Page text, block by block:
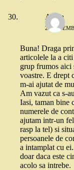
Adela
25
Buna! Draga
articolele la a
grup frumos aici
voastre. E drept
m-ai ajutat de
Am vazut ca s-
Iasi, taman bine
numerele de
ajutam intr-un
rasp la tel) si
persoanele de
a intamplat cu
doar daca este
acolo sa intrebe.